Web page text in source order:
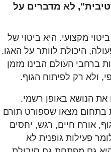
לא מדברים על
מקצועי. היא ביטוי של
היכולת לוותר על האגו.
ברחבי העולם הבינו מזמן
ולא רק לפיתוח הגוף.
את הנושא באופן רשמי.
בתחום מצאו שספורט תורם
אורח חיים, רגש, יחסים
פעילות גופנית לא